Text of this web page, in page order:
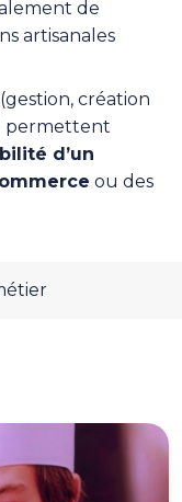
de
artisanales
création
permettent
d’un
ou des